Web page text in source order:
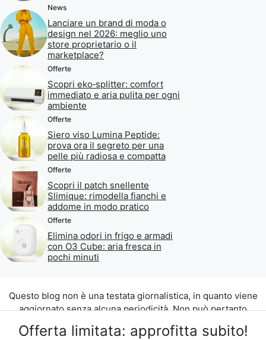
Offerta limitata: approfitta subito!
News
Lanciare un brand di moda o
design nel 2026: meglio uno
store proprietario o il
marketplace?
Offerte
Scopri eko‑splitter: comfort
immediato e aria pulita per ogni
ambiente
Offerte
Siero viso Lumina Peptide:
prova ora il segreto per una
pelle più radiosa e compatta
Offerte
Scopri il patch snellente
Slimique: rimodella fianchi e
addome in modo pratico
Offerte
Elimina odori in frigo e armadi
con O3 Cube: aria fresca in
pochi minuti
Questo blog non è una testata giornalistica, in quanto viene
aggiornato senza alcuna periodicità. Non può pertanto
considerarsi un prodotto editoriale ai sensi della legge n. 62
del 07.03.2001.